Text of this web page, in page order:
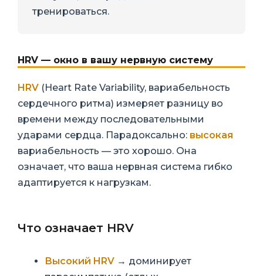
тренироваться.
HRV — окно в вашу нервную систему
HRV (Heart Rate Variability, вариабельность
сердечного ритма) измеряет разницу во
времени между последовательными
ударами сердца. Парадоксально: высокая
вариабельность — это хорошо. Она
означает, что ваша нервная система гибко
адаптируется к нагрузкам.
Что означает HRV
Высокий HRV → доминирует